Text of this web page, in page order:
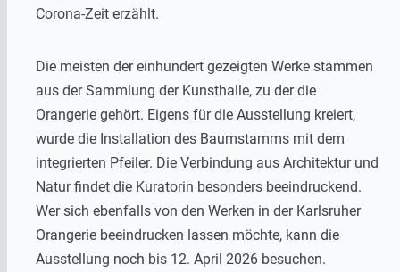
Corona-Zeit erzählt.
Die meisten der einhundert gezeigten Werke stammen
aus der Sammlung der Kunsthalle, zu der die
Orangerie gehört. Eigens für die Ausstellung kreiert,
wurde die Installation des Baumstamms mit dem
integrierten Pfeiler. Die Verbindung aus Architektur und
Natur findet die Kuratorin besonders beeindruckend.
Wer sich ebenfalls von den Werken in der Karlsruher
Orangerie beeindrucken lassen möchte, kann die
Ausstellung noch bis 12. April 2026 besuchen.